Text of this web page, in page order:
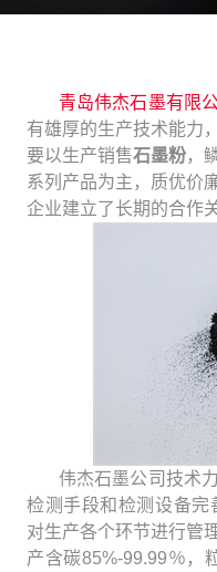
青岛伟杰石墨有限
有雄厚的生产技术能力
要以生产销售石墨粉，
系列产品为主，质优价
企业建立了长期的合作关
伟杰石墨公司技术力
检测手段和检测设备完
对生产各个环节进行管
产含碳85%-99.99％，